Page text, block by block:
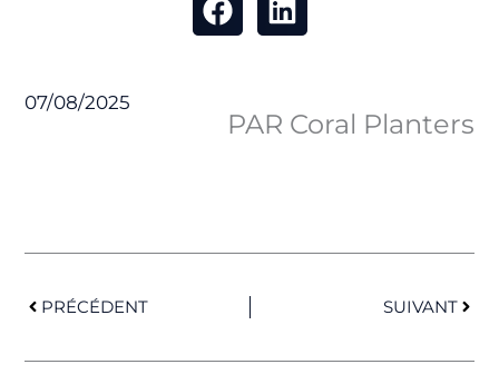
07/08/2025
PAR Coral Planters
PRÉCÉDENT SUIVANT